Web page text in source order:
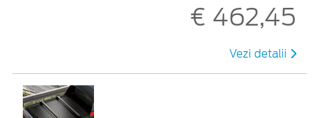
€ 462,45
Vezi detalii